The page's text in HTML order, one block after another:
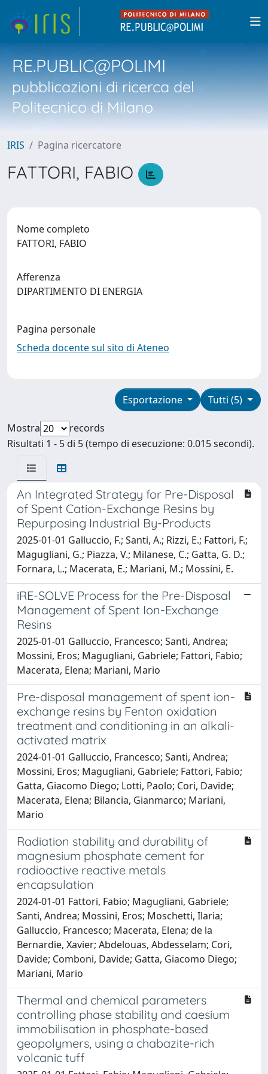
RE.PUBLIC@POLIMI
pubblicazioni di ricerca del
Politecnico di Milano
IRIS Pagina ricercatore
FATTORI, FABIO
Nome completo
FATTORI, FABIO
Afferenza
DIPARTIMENTO DI ENERGIA
Pagina personale
Scheda docente sul sito di Ateneo
Tutti (5)
Esportazione
Mostra
records
Risultati 1 - 5 di 5 (tempo di esecuzione: 0.015 secondi).
An Integrated Strategy for Pre-Disposal
of Spent Cation-Exchange Resins by
Repurposing Industrial By-Products
2025-01-01 Galluccio, F.; Santi, A.; Rizzi, E.; Fattori, F.;
Magugliani, G.; Piazza, V.; Milanese, C.; Gatta, G. D.;
Fornara, L.; Macerata, E.; Mariani, M.; Mossini, E.
iRE-SOLVE Process for the Pre-Disposal
Management of Spent Ion-Exchange
Resins
2025-01-01 Galluccio, Francesco; Santi, Andrea;
Mossini, Eros; Magugliani, Gabriele; Fattori, Fabio;
Macerata, Elena; Mariani, Mario
Pre-disposal management of spent ion-
exchange resins by Fenton oxidation
treatment and conditioning in an alkali-
activated matrix
2024-01-01 Galluccio, Francesco; Santi, Andrea;
Mossini, Eros; Magugliani, Gabriele; Fattori, Fabio;
Gatta, Giacomo Diego; Lotti, Paolo; Cori, Davide;
Macerata, Elena; Bilancia, Gianmarco; Mariani,
Mario
Radiation stability and durability of
magnesium phosphate cement for
radioactive reactive metals
encapsulation
2024-01-01 Fattori, Fabio; Magugliani, Gabriele;
Santi, Andrea; Mossini, Eros; Moschetti, Ilaria;
Galluccio, Francesco; Macerata, Elena; de la
Bernardie, Xavier; Abdelouas, Abdesselam; Cori,
Davide; Comboni, Davide; Gatta, Giacomo Diego;
Mariani, Mario
Thermal and chemical parameters
controlling phase stability and caesium
immobilisation in phosphate-based
geopolymers, using a chabazite-rich
volcanic tuff